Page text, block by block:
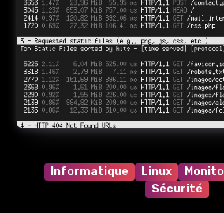
Informatique Linux
Sécurité